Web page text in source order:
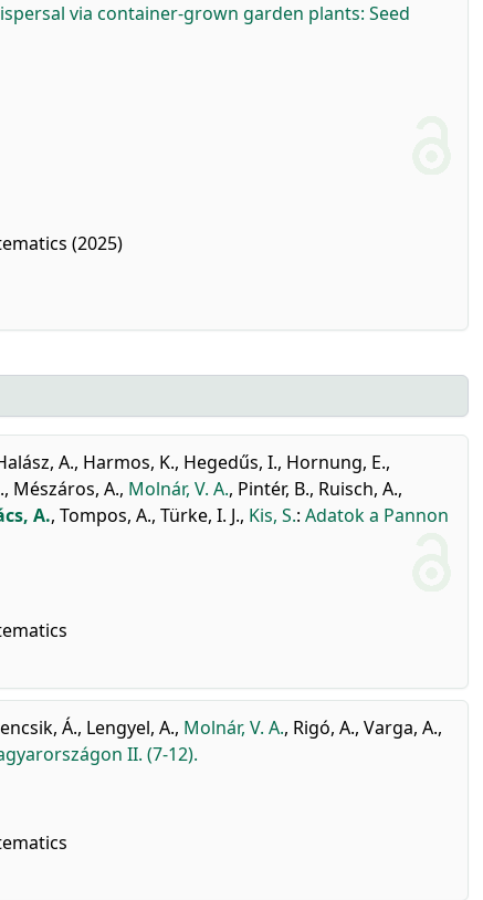
via container-grown garden plants: Seed
(2025)
A., Harmos, K., Hegedűs, I., Hornung, E.,
, Mészáros, A., Molnár, V. A., Pintér, B., Ruisch, A.,
A., Tompos, A., Türke, I. J., Kis, S.: Adatok a Pannon
Á., Lengyel, A., Molnár, V. A., Rigó, A., Varga, A.,
II. (7-12).